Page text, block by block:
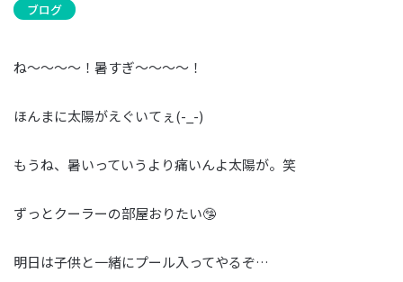
ブログ
ね～～～～！暑すぎ～～～～！
ほんまに太陽がえぐいてぇ(-_-)
もうね、暑いっていうより痛いんよ太陽が。笑
ずっとクーラーの部屋おりたい🤥
明日は子供と一緒にプール入ってやるぞ…